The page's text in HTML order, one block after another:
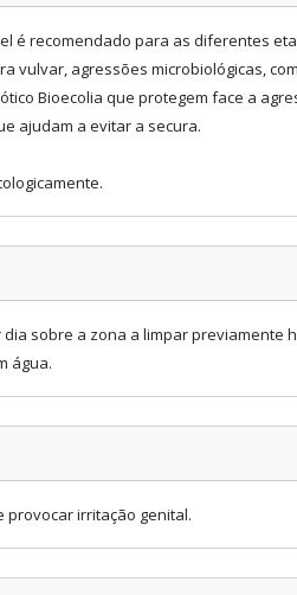
é recomendado para as diferentes
vulvar, agressões microbiológicas,
Bioecolia que protegem face a
ajudam a evitar a secura.
sobre a zona a limpar previamente
água.
provocar irritação genital.